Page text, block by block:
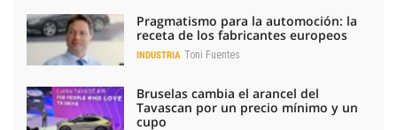
Pragmatismo para la automoción: la
receta de los fabricantes europeos
INDUSTRIA Toni Fuentes
Bruselas cambia el arancel del
Tavascan por un precio mínimo y un
cupo